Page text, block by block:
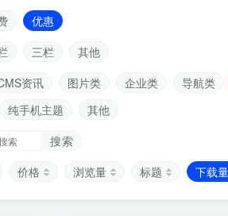
优惠
三栏
其他
资讯 图片类 企业类 导航类
纯手机主题
其他
搜索
价格 浏览量 标题 下载量